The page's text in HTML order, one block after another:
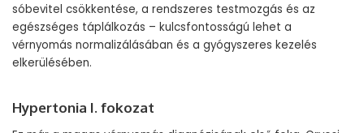
sóbevitel csökkentése, a rendszeres testmozgás és az
egészséges táplálkozás – kulcsfontosságú lehet a
vérnyomás normalizálásában és a gyógyszeres kezelés
elkerülésében.
Hypertonia I. fokozat